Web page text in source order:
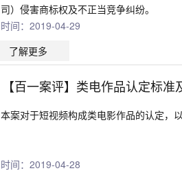
司）侵害商标权及不正当竞争纠纷。
时间：2019-04-29
了解更多
【百一案评】类电作品认定标准
本案对于短视频构成类电影作品的认定，
时间：2019-04-28